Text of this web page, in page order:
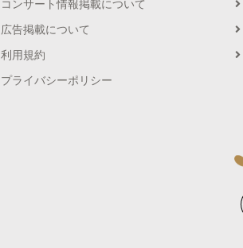
コンサート情報掲載について
広告掲載について
利用規約
プライバシーポリシー